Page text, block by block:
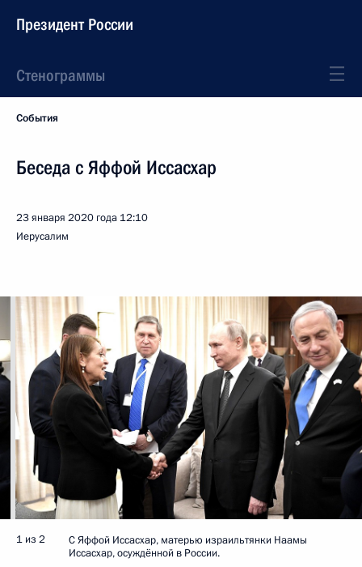
Президент России
Стенограммы
События
Беседа с Яффой Иссасхар
23 января 2020 года 12:10
Иерусалим
1 из 2
С Яффой Иссасхар, матерью израильтянки Наамы
Иссасхар, осуждённой в России.